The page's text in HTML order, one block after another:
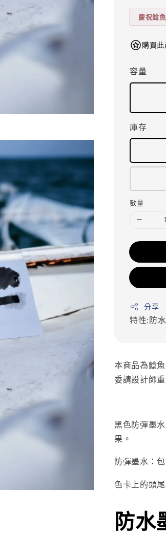
慶祝鯰
購買
容量
庫存
數量
分享
特性:防水
本商品為鯰
委請設計師
黑色防彈墨
果。
防彈墨水：
色卡上的頭
防水